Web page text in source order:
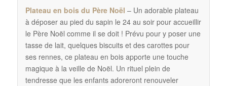
Plateau en bois du Père Noël – Un adorable plateau
à déposer au pied du sapin le 24 au soir pour accueillir
le Père Noël comme il se doit ! Prévu pour y poser une
tasse de lait, quelques biscuits et des carottes pour
ses rennes, ce plateau en bois apporte une touche
magique à la veille de Noël. Un rituel plein de
tendresse que les enfants adoreront renouveler